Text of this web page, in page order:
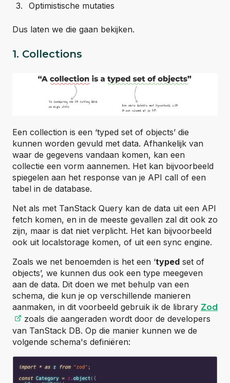
Optimistische mutaties
Dus laten we die gaan bekijken.
1. Collections
Een collection is een ‘typed set of objects’ die
kunnen worden gevuld met data. Afhankelijk van
waar de gegevens vandaan komen, kan een
collectie een vorm aannemen. Het kan bijvoorbeeld
spiegelen aan het response van je API call of een
tabel in de database.
Net als met TanStack Query kan de data uit een API
fetch komen, en in de meeste gevallen zal dit ook zo
zijn, maar is dat niet verplicht. Het kan bijvoorbeeld
ook uit localstorage komen, of uit een sync engine.
Zoals we net benoemden is het een ‘typed set of
objects’, we kunnen dus ook een type meegeven
aan de data. Dit doen we met behulp van een
schema, die kun je op verschillende manieren
aanmaken, in dit voorbeeld gebruik ik de library Zod
(opent externe website)
zoals die aangeraden wordt door de developers
van TanStack DB. Op die manier kunnen we de
volgende schema's definiëren: